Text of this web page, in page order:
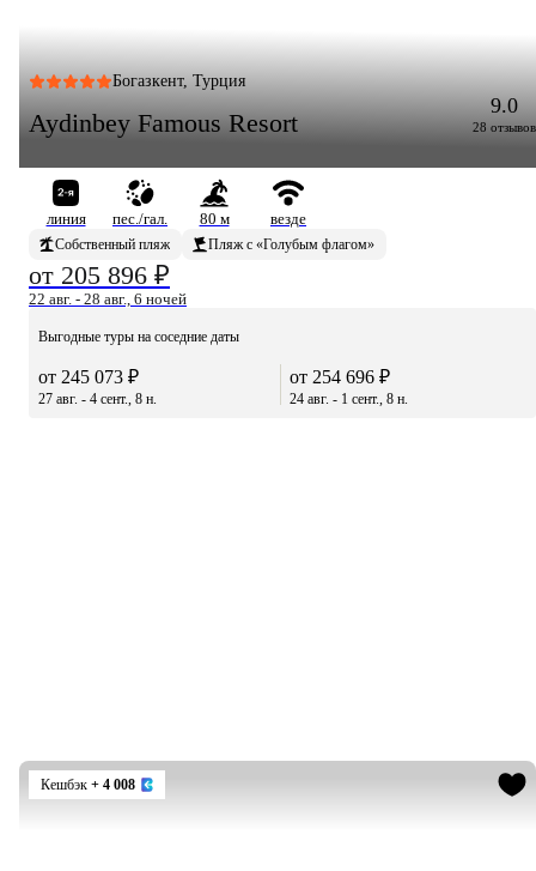
Богазкент, Турция
Aydinbey Famous Resort
9.0
28 отзывов
линия пес./гал. 80 м
везде
Собственный пляж
Пляж с «Голубым флагом»
от 205 896 ₽
22 авг. - 28 авг., 6 ночей
Выгодные туры на соседние даты
от 245 073 ₽
27 авг. - 4 сент., 8 н.
от 254 696 ₽
24 авг. - 1 сент., 8 н.
Кешбэк + 4 008